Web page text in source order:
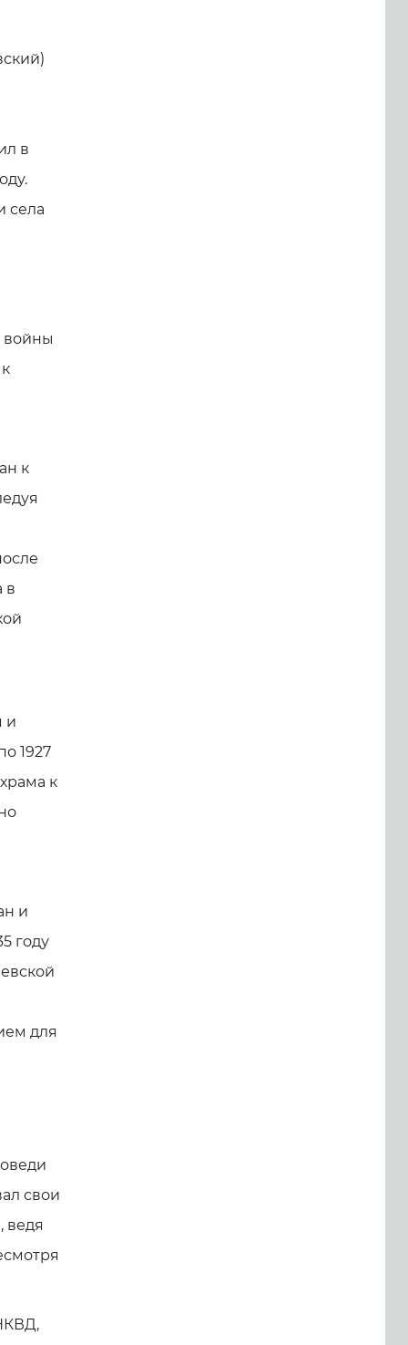
в
села
войны
к
в
и
1927
к
и
году
для
свои
ведя